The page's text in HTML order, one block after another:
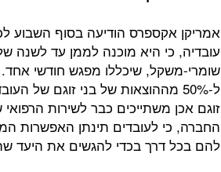
אמריקן אקספרס הודיעה בסוף השבוע
עובדיה, כי היא מוכנה לממן עד לשנה
שומרי-משקל, שיכללו מפגש חודשי
ל-50% מההוצאות של בני זוגם
זוגם אכן משתייכים כבר לשירות
החברה, כי לעובדים תינתן האפשרות
להם בכל דרך בכדי להגשים את היעד